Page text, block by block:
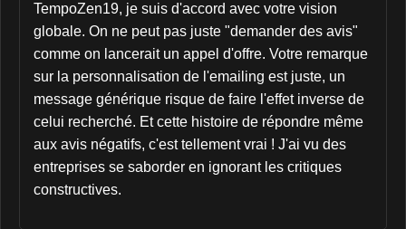
TempoZen19, je suis d'accord avec votre vision
globale. On ne peut pas juste "demander des avis"
comme on lancerait un appel d'offre. Votre remarque
sur la personnalisation de l'emailing est juste, un
message générique risque de faire l'effet inverse de
celui recherché. Et cette histoire de répondre même
aux avis négatifs, c'est tellement vrai ! J'ai vu des
entreprises se saborder en ignorant les critiques
constructives.